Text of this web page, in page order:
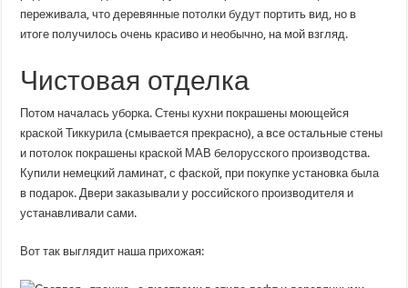
переживала, что деревянные потолки будут портить вид, но в
итоге получилось очень красиво и необычно, на мой взгляд.
Чистовая отделка
Потом началась уборка. Стены кухни покрашены моющейся
краской Тиккурила (смывается прекрасно), а все остальные стены
и потолок покрашены краской МАВ белорусского производства.
Купили немецкий ламинат, с фаской, при покупке установка была
в подарок. Двери заказывали у российского производителя и
устанавливали сами.
Вот так выглядит наша прихожая: